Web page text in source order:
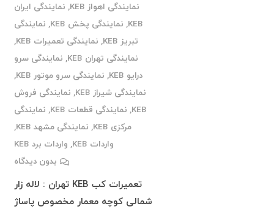
نمایندگی اهواز KEB
, نمایندگی ایران
KEB
, نمایندگی پخش KEB , نمایندگی
تبریز KEB
, نمایندگی تعمیرات KEB
,
نمایندگی تهران KEB
, نمایندگی سرو
درایو KEB
, نمایندگی سرو موتور KEB
,
نمایندگی شیراز KEB
, نمایندگی فروش
KEB
, نمایندگی قطعات KEB , نمایندگی
مرکزی KEB
, نمایندگی مشهد KEB
,
واردات KEB
, واردات برد KEB
بدون دیدگاه
تعمیرات کب KEB تهران : لاله زار
شمالی کوچه معمار مخصوص پاساژ